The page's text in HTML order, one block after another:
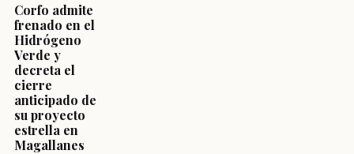
Corfo admite
frenado en el
Hidrógeno
Verde y
decreta el
cierre
anticipado de
su proyecto
estrella en
Magallanes